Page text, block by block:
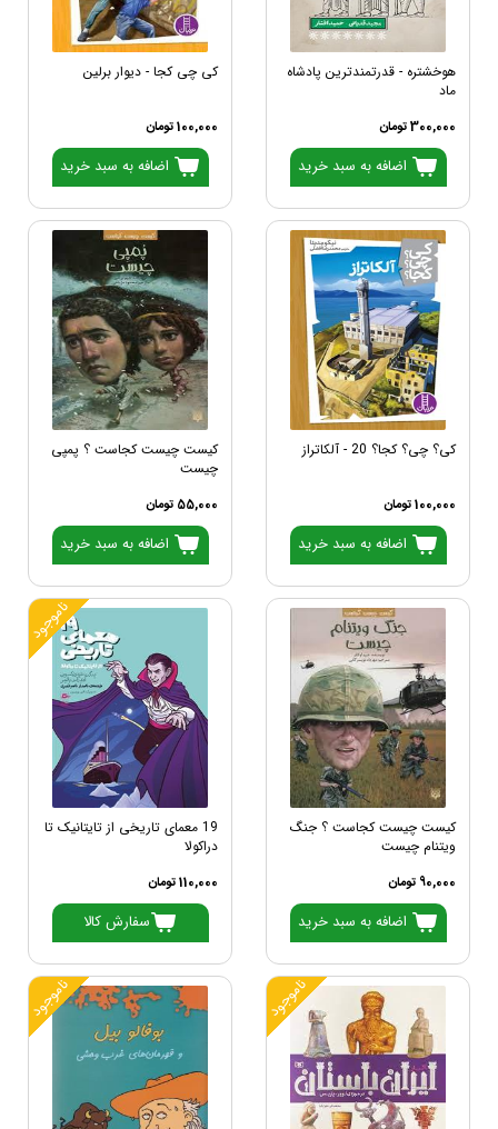
هوخشتره - قدرتمندترین پادشاه
ماد
300,000 تومان
اضافه به سبد خرید
کی چی کجا - دیوار برلین
100,000 تومان
اضافه به سبد خرید
کی؟ چی؟ کجا؟ 20 - آلکاتراز
100,000 تومان
اضافه به سبد خرید
کیست چیست کجاست ؟ پمپی
چیست
55,000 تومان
اضافه به سبد خرید
کیست چیست کجاست ؟ جنگ
ویتنام چیست
90,000 تومان
اضافه به سبد خرید
ناموجود
19 معمای تاریخی از تایتانیک تا
دراکولا
110,000 تومان
سفارش کالا
ناموجود ناموجود